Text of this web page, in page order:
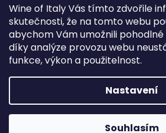
Wine of Italy Vás tímto zdvořile
skutečnosti, že na tomto webu
abychom Vám umožnili
díky analýze provozu webu
funkce, výkon a použitelnost.
Nastavení
Souhlasím
E-mail
PŘIHLÁSIT SE
Wine of Italy.
Upravit nastavení